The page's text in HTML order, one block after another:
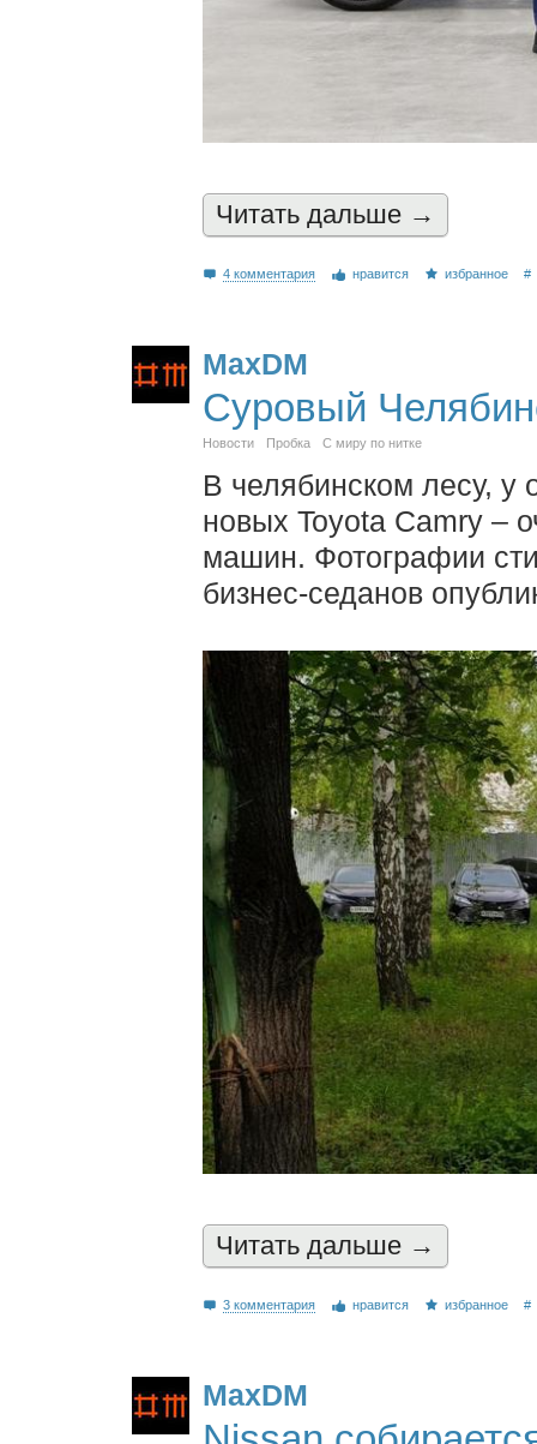
Читать дальшe →
4 комментария нравится избранное #
MaxDM
Суровый
Новости Пробка С миру по нитке
В челябинском лесу, у
новых Toyota Camry –
машин. Фотографии
бизнес-седанов
Читать дальшe →
3 комментария нравится избранное #
MaxDM